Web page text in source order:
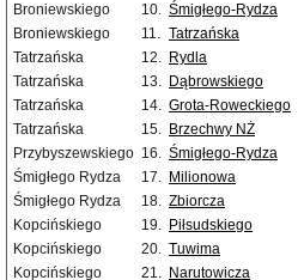
Broniewskiego
10. Śmigłego-Rydza
Broniewskiego
11. Tatrzańska
Tatrzańska
12. Rydla
Tatrzańska
13. Dąbrowskiego
Tatrzańska
14. Grota-Roweckiego
Tatrzańska
15. Brzechwy NŻ
Przybyszewskiego 16. Śmigłego-Rydza
Śmigłego Rydza
17. Milionowa
Śmigłego Rydza
18. Zbiorcza
Kopcińskiego
19. Piłsudskiego
Kopcińskiego
20. Tuwima
Kopcińskiego
21. Narutowicza